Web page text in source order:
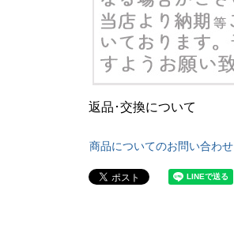
返品･交換について
商品についてのお問い合わせ